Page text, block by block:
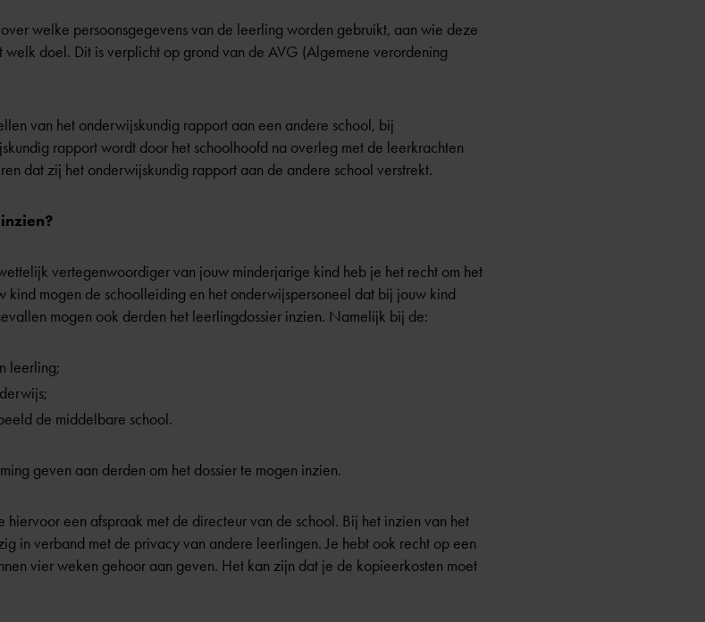
welke persoonsgegevens van de leerling worden gebruikt, aan wie deze
doel. Dit is verplicht op grond van de AVG (Algemene verordening
van het onderwijskundig rapport aan een andere school, bij
rapport wordt door het schoolhoofd na overleg met de leerkrachten
dat zij het onderwijskundig rapport aan de andere school verstrekt.
vertegenwoordiger van jouw minderjarige kind heb je het recht om het
mogen de schoolleiding en het onderwijspersoneel dat bij jouw kind
mogen ook derden het leerlingdossier inzien. Namelijk bij de:
leerling;
de middelbare school.
geven aan derden om het dossier te mogen inzien.
een afspraak met de directeur van de school. Bij het inzien van het
in verband met de privacy van andere leerlingen. Je hebt ook recht op een
vier weken gehoor aan geven. Het kan zijn dat je de kopieerkosten moet